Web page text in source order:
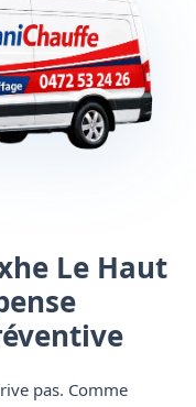
Le Haut
pas. Comme